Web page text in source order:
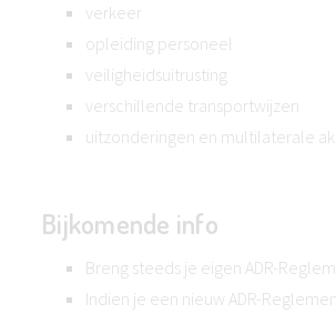
verkeer
opleiding personeel
veiligheidsuitrusting
verschillende transportwijzen
uitzonderingen en multilaterale
Bijkomende info
Breng steeds je eigen ADR-
Indien je een nieuw ADR-